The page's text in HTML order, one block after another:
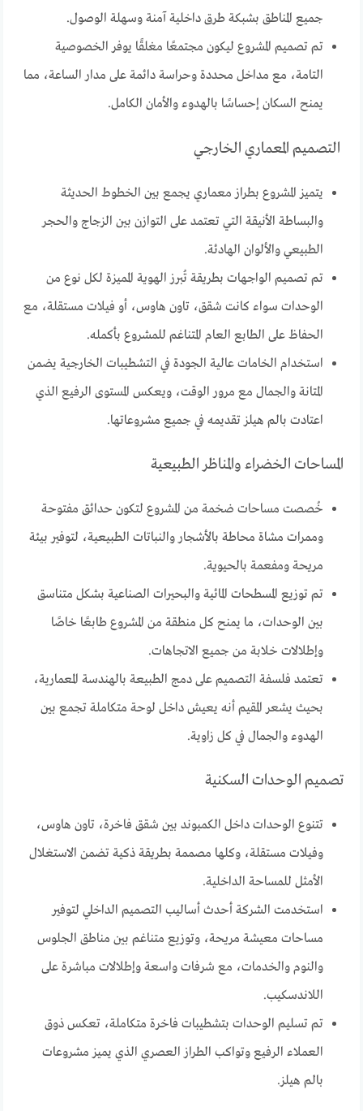
جميع المناطق بشبكة طرق داخلية آمنة وسهلة الوصول.
تم تصميم المشروع ليكون مجتمعًا مغلقًا يوفر الخصوصية
التامة، مع مداخل محددة وحراسة دائمة على مدار الساعة، مما
يمنح السكان إحساسًا بالهدوء والأمان الكامل.
التصميم المعماري الخارجي
يتميز المشروع بطراز معماري يجمع بين الخطوط الحديثة
والبساطة الأنيقة التي تعتمد على التوازن بين الزجاج والحجر
الطبيعي والألوان الهادئة.
تم تصميم الواجهات بطريقة تُبرز الهوية المميزة لكل نوع من
الوحدات سواء كانت شقق، تاون هاوس، أو فيلات مستقلة، مع
الحفاظ على الطابع العام المتناغم للمشروع بأكمله.
استخدام الخامات عالية الجودة في التشطيبات الخارجية يضمن
المتانة والجمال مع مرور الوقت، ويعكس المستوى الرفيع الذي
اعتادت بالم هيلز تقديمه في جميع مشروعاتها.
المساحات الخضراء والمناظر الطبيعية
خُصصت مساحات ضخمة من المشروع لتكون حدائق مفتوحة
وممرات مشاة محاطة بالأشجار والنباتات الطبيعية، لتوفير بيئة
مريحة ومفعمة بالحيوية.
تم توزيع المسطحات المائية والبحيرات الصناعية بشكل متناسق
بين الوحدات، ما يمنح كل منطقة من المشروع طابعًا خاصًا
وإطلالات خلابة من جميع الاتجاهات.
تعتمد فلسفة التصميم على دمج الطبيعة بالهندسة المعمارية،
بحيث يشعر المقيم أنه يعيش داخل لوحة متكاملة تجمع بين
الهدوء والجمال في كل زاوية.
تصميم الوحدات السكنية
تتنوع الوحدات داخل الكمبوند بين شقق فاخرة، تاون هاوس،
وفيلات مستقلة، وكلها مصممة بطريقة ذكية تضمن الاستغلال
الأمثل للمساحة الداخلية.
استخدمت الشركة أحدث أساليب التصميم الداخلي لتوفير
مساحات معيشة مريحة، وتوزيع متناغم بين مناطق الجلوس
والنوم والخدمات، مع شرفات واسعة وإطلالات مباشرة على
اللاندسكيب.
تم تسليم الوحدات بتشطيبات فاخرة متكاملة، تعكس ذوق
العملاء الرفيع وتواكب الطراز العصري الذي يميز مشروعات
بالم هيلز.